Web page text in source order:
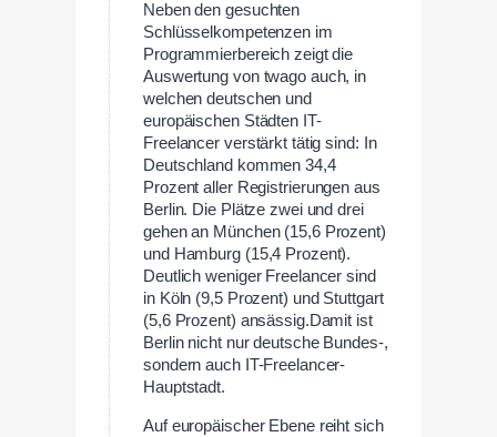
Neben den gesuchten
Schlüsselkompetenzen im
Programmierbereich zeigt die
Auswertung von twago auch, in
welchen deutschen und
europäischen Städten IT-
Freelancer verstärkt tätig sind: In
Deutschland kommen 34,4
Prozent aller Registrierungen aus
Berlin. Die Plätze zwei und drei
gehen an München (15,6 Prozent)
und Hamburg (15,4 Prozent).
Deutlich weniger Freelancer sind
in Köln (9,5 Prozent) und Stuttgart
(5,6 Prozent) ansässig.Damit ist
Berlin nicht nur deutsche Bundes-,
sondern auch IT-Freelancer-
Hauptstadt.
Auf europäischer Ebene reiht sich